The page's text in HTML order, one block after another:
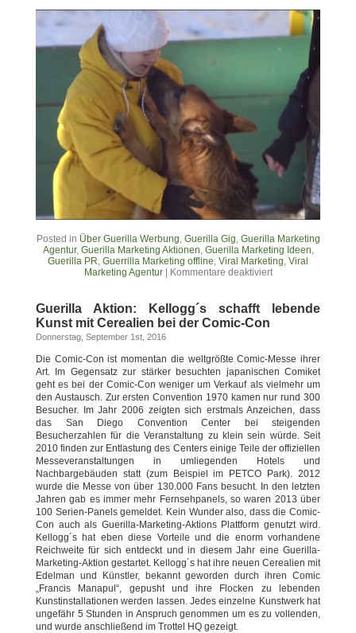
Posted in Über Guerilla Werbung Guerilla Gig Guerilla Marketing
Agentur, Guerilla Marketing Aktionen Guerilla Marketing Ideen
Guerilla PR Guerrilla Marketing offline Viral Marketing Viral
Marketing Agentur| Kommentare deaktiviert
Guerilla Aktion: Kellogg´s schafft lebende
Kunst mit Cerealien bei der Comic-Con
Donnerstag, September 1st, 2016
Die Comic-Con ist momentan die weltgrößte Comic-Messe ihrer
Art. Im Gegensatz zur stärker besuchten japanischen Comiket
geht es bei der Comic-Con weniger um Verkauf als vielmehr um
den Austausch. Zur ersten Convention 1970 kamen nur rund 300
Besucher. Im Jahr 2006 zeigten sich erstmals Anzeichen, dass
das San Diego Convention Center bei steigenden
Besucherzahlen für die Veranstaltung zu klein sein würde. Seit
2010 finden zur Entlastung des Centers einige Teile der offiziellen
Messeveranstaltungen in umliegenden Hotels und
Nachbargebäuden statt (zum Beispiel im PETCO Park). 2012
wurde die Messe von über 130.000 Fans besucht. In den letzten
Jahren gab es immer mehr Fernsehpanels, so waren 2013 über
100 Serien-Panels gemeldet. Kein Wunder also, dass die Comic-
Con auch als Guerilla-Marketing-Aktions Plattform genutzt wird.
Kellogg´s hat eben diese Vorteile und die enorm vorhandene
Reichweite für sich entdeckt und in diesem Jahr eine Guerilla-
Marketing-Aktion gestartet. Kellogg´s hat ihre neuen Cerealien mit
Edelman und Künstler, bekannt geworden durch ihren Comic
„Francis Manapul“, gepusht und ihre Flocken zu lebenden
Kunstinstallationen werden lassen. Jedes einzelne Kunstwerk hat
ungefähr 5 Stunden in Anspruch genommen um es zu vollenden,
und wurde anschließend im Trottel HQ gezeigt.